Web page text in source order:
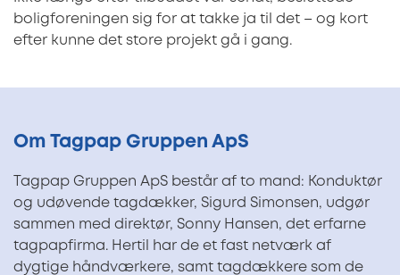
boligforeningen sig for at takke ja til det – og kort
efter kunne det store projekt gå i gang.
Om Tagpap Gruppen ApS
Tagpap Gruppen ApS består af to mand: Konduktør
og udøvende tagdækker, Sigurd Simonsen, udgør
sammen med direktør, Sonny Hansen, det erfarne
tagpapfirma. Hertil har de et fast netværk af
dygtige håndværkere, samt tagdækkere som de